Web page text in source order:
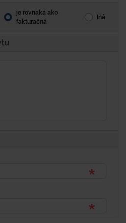
je rovnaká ako
fakturačná
Iná